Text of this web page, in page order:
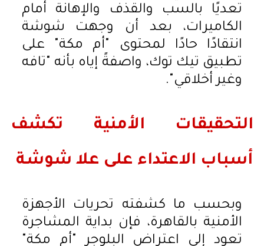
تعديًا بالسب والقذف والإهانة أمام
الكاميرات، بعد أن وجهت شوشة
انتقادًا حادًا لمحتوى "أم مكة" على
تطبيق تيك توك، واصفةً إياه بأنه "تافه
وغير أخلاقي".
التحقيقات الأمنية تكشف
أسباب الاعتداء على علا شوشة
وبحسب ما كشفته تحريات الأجهزة
الأمنية بالقاهرة، فإن بداية المشاجرة
تعود إلى اعتراض البلوجر "أم مكة"